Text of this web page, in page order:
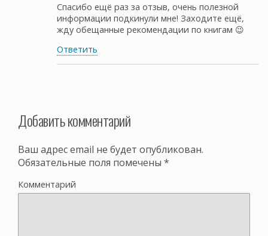
Спасибо ещё раз за отзыв, очень полезной
информации подкинули мне! Заходите ещё,
жду обещанные рекомендации по книгам 😉
Ответить
Добавить комментарий
Ваш адрес email не будет опубликован.
Обязательные поля помечены *
Комментарий